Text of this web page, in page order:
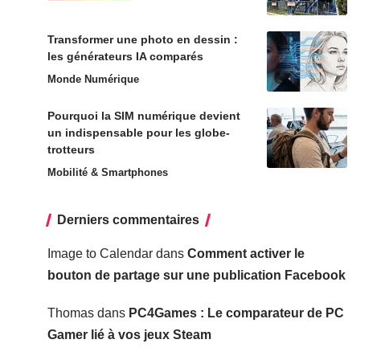
Transformer une photo en dessin :
les générateurs IA comparés
Monde Numérique
Pourquoi la SIM numérique devient
un indispensable pour les globe-
trotteurs
Mobilité & Smartphones
Derniers commentaires
Image to Calendardans Comment activer le
bouton de partage sur une publication Facebook
Thomasdans PC4Games : Le comparateur de PC
Gamer lié à vos jeux Steam